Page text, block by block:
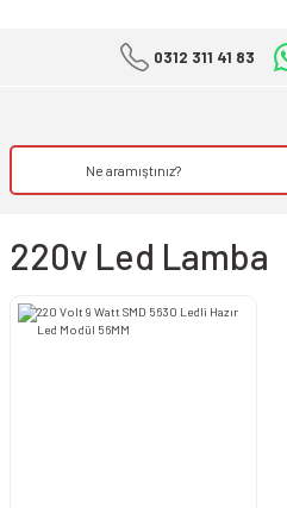
0312 311 41 83
220v Led Lamba